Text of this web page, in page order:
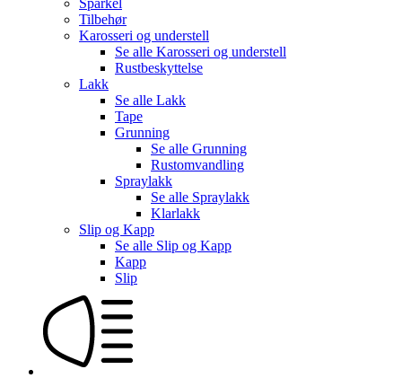
Tilbehør
Karosseri og understell
Se alle Karosseri og understell
Rustbeskyttelse
Lakk
Se alle Lakk
Tape
Grunning
Se alle Grunning
Rustomvandling
Spraylakk
Se alle Spraylakk
Klarlakk
Slip og Kapp
Se alle Slip og Kapp
Kapp
Slip